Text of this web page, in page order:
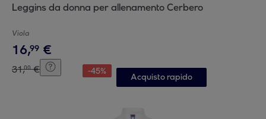
Leggins da donna per allenamento Cerbero
Viola
16,99 €
31,00 € -45%
Acquisto rapido